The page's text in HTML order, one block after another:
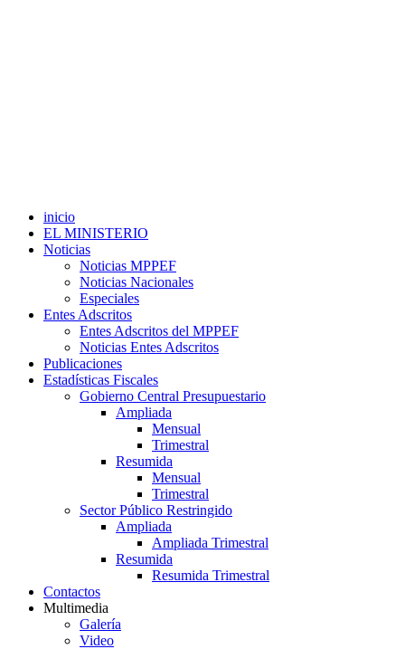
inicio
EL MINISTERIO
Noticias
Noticias MPPEF
Noticias Nacionales
Especiales
Entes Adscritos
Entes Adscritos del MPPEF
Noticias Entes Adscritos
Publicaciones
Estadísticas Fiscales
Gobierno Central Presupuestario
Ampliada
Mensual
Trimestral
Resumida
Mensual
Trimestral
Sector Público Restringido
Ampliada
Ampliada Trimestral
Resumida
Resumida Trimestral
Contactos
Multimedia
Galería
Video